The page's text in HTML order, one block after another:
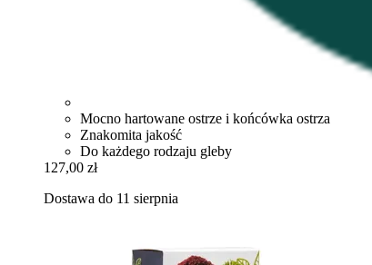
Mocno hartowane ostrze i końcówka ostrza
Znakomita jakość
Do każdego rodzaju gleby
127,00 zł
Dostawa do 11 sierpnia